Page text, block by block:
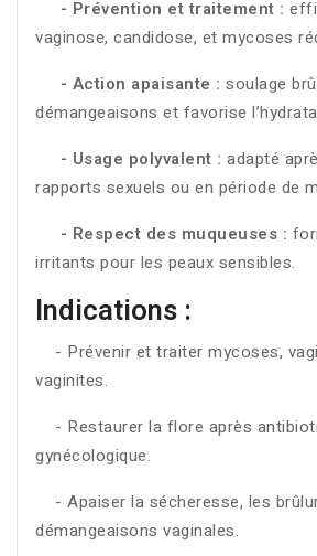
- Prévention et traitement :
vaginose, candidose, et mycoses
- Action apaisante : soulage
démangeaisons et favorise
- Usage polyvalent : adapté
rapports sexuels ou en période de
- Respect des muqueuses :
irritants pour les peaux sensibles.
Indications :
- Prévenir et traiter mycoses,
vaginites.
- Restaurer la flore après
gynécologique.
- Apaiser la sécheresse, les
démangeaisons vaginales.